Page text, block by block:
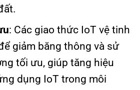
: Các giao thức IoT vệ tinh
giảm băng thông và sử
tối ưu, giúp tăng hiệu
dụng IoT trong môi